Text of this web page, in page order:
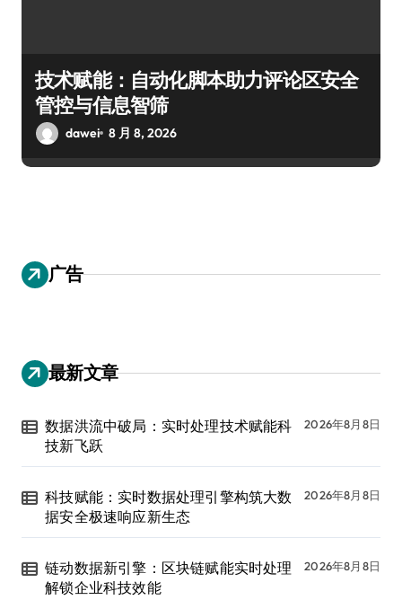
技术赋能：自动化脚本助力评论区安全
管控与信息智筛
dawei 8 月 8, 2026
广告
最新文章
数据洪流中破局：实时处理技术赋能科
技新飞跃
2026年8月8日
科技赋能：实时数据处理引擎构筑大数
据安全极速响应新生态
2026年8月8日
链动数据新引擎：区块链赋能实时处理
解锁企业科技效能
2026年8月8日